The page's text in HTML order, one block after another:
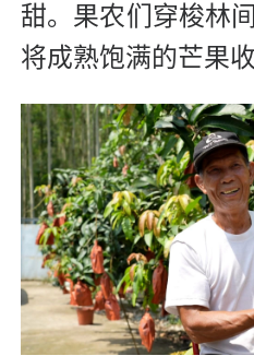
甜。果农们穿梭林
将成熟饱满的芒果收